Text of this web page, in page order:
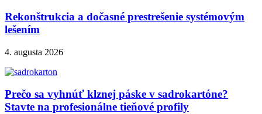
Rekonštrukcia a dočasné prestrešenie systémovým
lešením
4. augusta 2026
Prečo sa vyhnúť klznej páske v sadrokartóne?
Stavte na profesionálne tieňové profily